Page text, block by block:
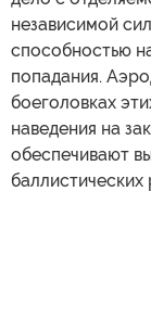
независимой
способностью
попадания.
боеголовках
наведения на
обеспечивают
баллистических